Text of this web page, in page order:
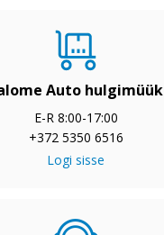
Auto hulgimüük
E-R 8:00-17:00
+372 5350 6516
Logi sisse